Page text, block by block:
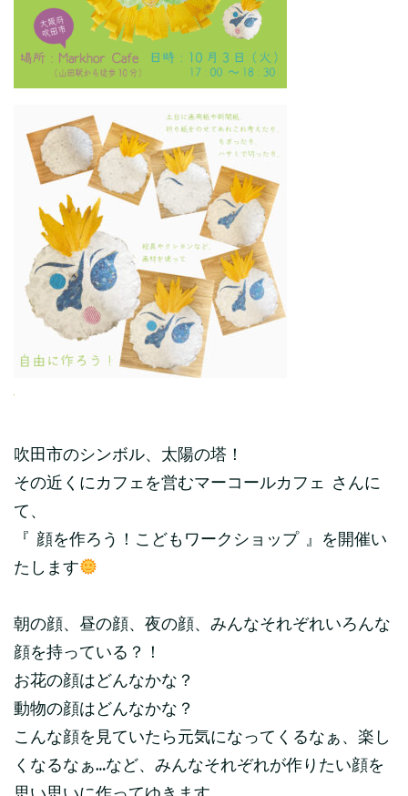
吹田市のシンボル、太陽の塔！
その近くにカフェを営むマーコールカフェ さんに
て、
『 顔を作ろう！こどもワークショップ 』を開催い
たします
朝の顔、昼の顔、夜の顔、みんなそれぞれいろんな
顔を持っている？！
お花の顔はどんなかな？
動物の顔はどんなかな？
こんな顔を見ていたら元気になってくるなぁ、楽し
くなるなぁ…など、みんなそれぞれが作りたい顔を